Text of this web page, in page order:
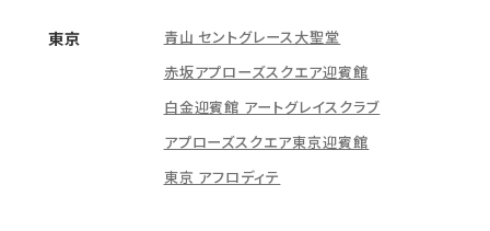
東京
青山 セントグレース大聖堂
赤坂アプローズスクエア迎賓館
白金迎賓館 アートグレイスクラブ
アプローズスクエア東京迎賓館
東京 アフロディテ